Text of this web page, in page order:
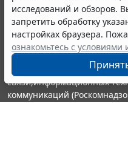
исследований и обзоров.
запретить обработку
настройках браузера.
ознакомьтесь с условиями
© ООО "НПП "ГАРАНТ-
выпускается с 1990 года.
являются участниками
информации ГАРАНТ.
Портал ГАРАНТ.РУ
издания Федеральной
связи,информационных
коммуникаций